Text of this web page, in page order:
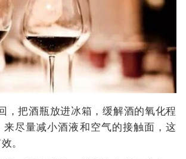
，把酒瓶放进冰箱，缓解酒的氧化程
来尽量减小酒液和空气的接触面，这
。